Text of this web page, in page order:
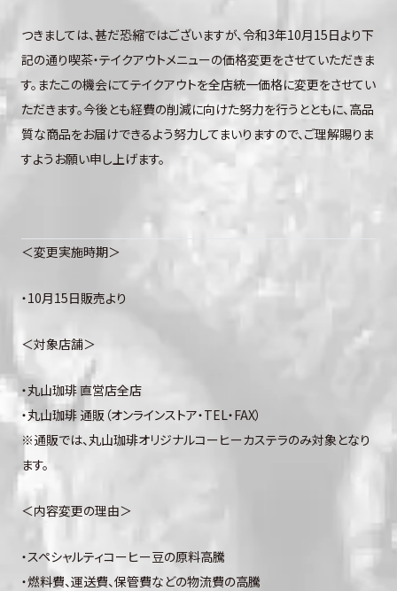
つきましては、甚だ恐縮ではございますが、令和3年10月15日より下
記の通り喫茶・テイクアウトメニューの価格変更をさせていただきま
す。またこの機会にてテイクアウトを全店統一価格に変更をさせてい
ただきます。今後とも経費の削減に向けた努力を行うとともに、高品
質な商品をお届けできるよう努力してまいりますので、ご理解賜りま
すようお願い申し上げます。
＜変更実施時期＞
・10月15日販売より
＜対象店舗＞
・丸山珈琲 直営店全店
・丸山珈琲 通販（オンラインストア・TEL・FAX）
※通販では、丸山珈琲オリジナルコーヒーカステラのみ対象となり
ます。
＜内容変更の理由＞
・スペシャルティコーヒー豆の原料高騰
・燃料費、運送費、保管費などの物流費の高騰